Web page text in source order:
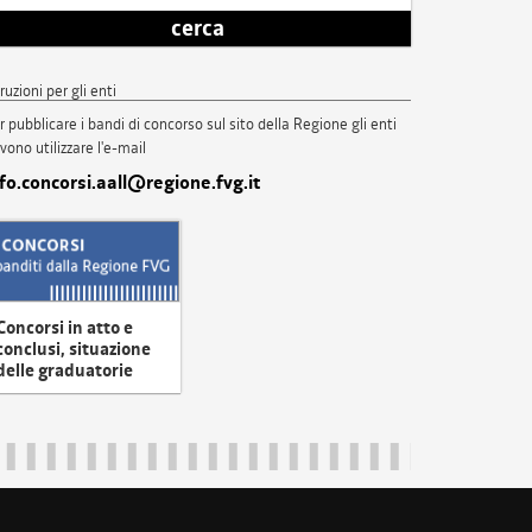
cerca
per gli enti
pubblicare i bandi di concorso sul sito della Regione gli enti
utilizzare l'e-mail
in atto e
situazione
graduatorie